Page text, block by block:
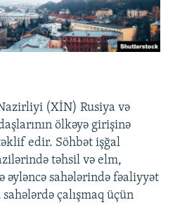
(XİN) Rusiya və
ölkəyə girişinə
edir. Söhbət işğal
təhsil və elm,
əyləncə sahələrində fəaliyyət
çalışmaq üçün